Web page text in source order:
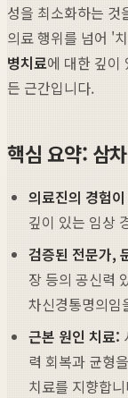
성을 최소화하는 것
의료 행위를 넘어 '
병치료에 대한 깊이
든 근간입니다.
핵심 요약: 삼
의료진의 경험
깊이 있는 임상
검증된 전문가,
장 등의 공신력
차신경통명의임
근본 원인 치료:
력 회복과 균형
치료를 지향합